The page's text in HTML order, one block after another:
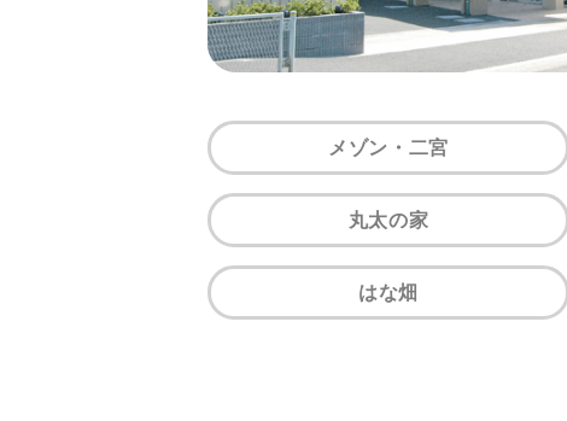
メゾン・二宮
丸太の家
はな畑